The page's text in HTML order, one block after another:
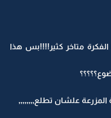
متاخر كثير!!!!بس هذا
علشان تطلع,,,,,,,,